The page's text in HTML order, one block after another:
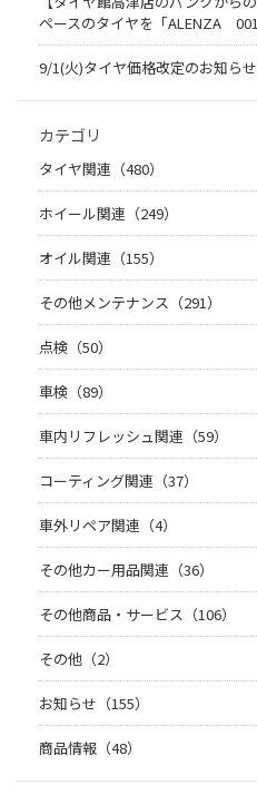
ペースのタイヤを「ALENZA
9/1(火)タイヤ価格改定のお知らせ
カテゴリ
タイヤ関連（480）
ホイール関連（249）
オイル関連（155）
その他メンテナンス（291）
点検（50）
車検（89）
車内リフレッシュ関連（59）
コーティング関連（37）
車外リペア関連（4）
その他カー用品関連（36）
その他商品・サービス（106）
その他（2）
お知らせ（155）
商品情報（48）